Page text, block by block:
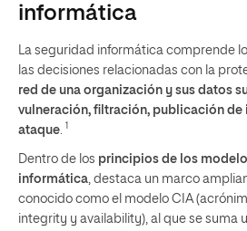
informática
La seguridad informática comprende
las decisiones relacionadas con la
red de una organización y sus datos
vulneración, filtración, publicación
ataque 1
Dentro de los principios de los
informática , destaca un marco
conocido como el modelo CIA
integrity y availability), al que se suma